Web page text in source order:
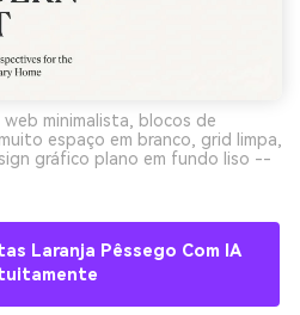
minimalista, blocos de
espaço em branco, grid limpa,
gráfico plano em fundo liso --
Laranja Pêssego Com IA